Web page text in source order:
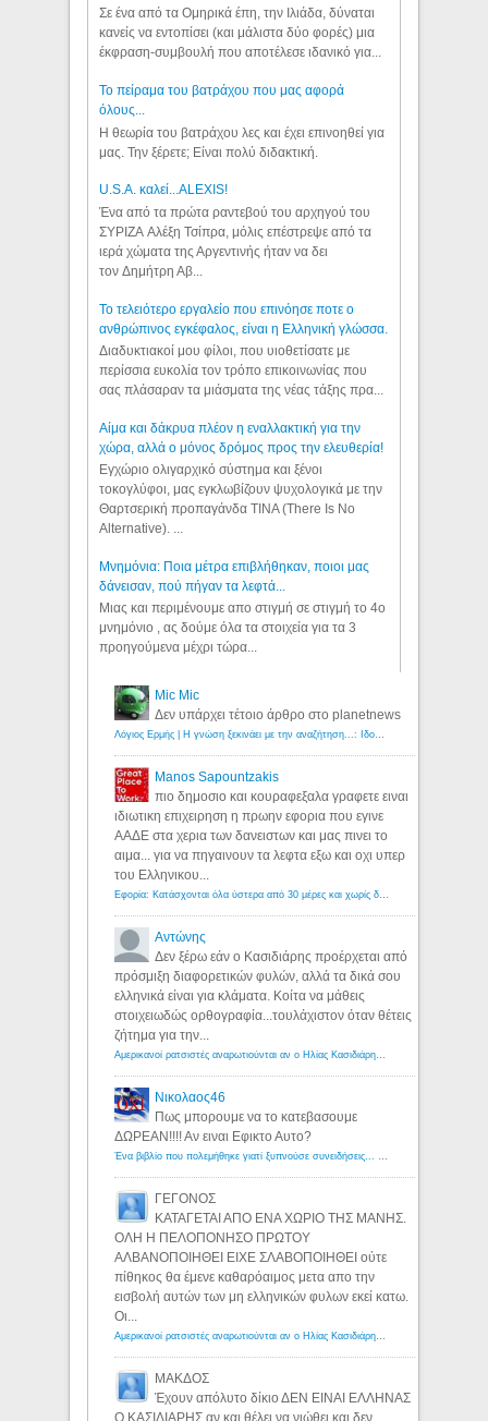
Σε ένα από τα Ομηρικά έπη, την Ιλιάδα, δύναται
κανείς να εντοπίσει (και μάλιστα δύο φορές) μια
έκφραση-συμβουλή που αποτέλεσε ιδανικό για...
Το πείραμα του βατράχου που μας αφορά
όλους...
Η θεωρία του βατράχου λες και έχει επινοηθεί για
μας. Την ξέρετε; Είναι πολύ διδακτική.
U.S.A. καλεί...ALEXIS!
Ένα από τα πρώτα ραντεβού του αρχηγού του
ΣΥΡΙΖΑ Αλέξη Τσίπρα, μόλις επέστρεψε από τα
ιερά χώματα της Αργεντινής ήταν να δει
τον Δημήτρη Αβ...
Το τελειότερο εργαλείο που επινόησε ποτε ο
ανθρώπινος εγκέφαλος, είναι η Ελληνική γλώσσα.
Διαδυκτιακοί μου φίλοι, που υιοθετίσατε με
περίσσια ευκολία τον τρόπο επικοινωνίας που
σας πλάσαραν τα μιάσματα της νέας τάξης πρα...
Αίμα και δάκρυα πλέον η εναλλακτική για την
χώρα, αλλά ο μόνος δρόμος προς την ελευθερία!
Εγχώριο ολιγαρχικό σύστημα και ξένοι
τοκογλύφοι, μας εγκλωβίζουν ψυχολογικά με την
Θαρτσερική προπαγάνδα TINA (There Is No
Alternative). ...
Μνημόνια: Ποια μέτρα επιβλήθηκαν, ποιοι μας
δάνεισαν, πού πήγαν τα λεφτά...
Μιας και περιμένουμε απο στιγμή σε στιγμή το 4ο
μνημόνιο , ας δούμε όλα τα στοιχεία για τα 3
προηγούμενα μέχρι τώρα...
Mic Mic
Δεν υπάρχει τέτοιο άρθρο στο planetnews
Manos Sapountzakis
πιο δημοσιο και κουραφεξαλα γραφετε ειναι
ιδιωτικη επιχειρηση η πρωην εφορια που εγινε
ΑΑΔΕ στα χερια των δανειστων και μας πινει το
αιμα... για να πηγαινουν τα λεφτα εξω και οχι υπερ
του Ελληνικου...
Αντώνης
Δεν ξέρω εάν ο Κασιδιάρης προέρχεται από
πρόσμιξη διαφορετικών φυλών, αλλά τα δικά σου
ελληνικά είναι για κλάματα. Κοίτα να μάθεις
στοιχειωδώς ορθογραφία...τουλάχιστον όταν θέτεις
ζήτημα για την...
Νικολαος46
Πως μπορουμε να το κατεβασουμε
ΔΩΡΕΑΝ!!!! Αν ειναι Εφικτο Αυτο?
ΓΕΓΟΝΟΣ
ΚΑΤΑΓΕΤΑΙ ΑΠΟ ΕΝΑ ΧΩΡΙΟ ΤΗΣ ΜΑΝΗΣ.
ΟΛΗ Η ΠΕΛΟΠΟΝΗΣΟ ΠΡΩΤΟΥ
ΑΛΒΑΝΟΠΟΙΗΘΕΙ ΕΙΧΕ ΣΛΑΒΟΠΟΙΗΘΕΙ ούτε
πίθηκος θα έμενε καθαρόαιμος μετα απο την
εισβολή αυτών των μη ελληνικών φυλων εκεί κατω.
Οι...
ΜΑΚΔΟΣ
Έχουν απόλυτο δίκιο ΔΕΝ ΕΙΝΑΙ ΕΛΛΗΝΑΣ
Ο ΚΑΣΙΔΙΑΡΗΣ αν και θέλει να νιώθει και δεν